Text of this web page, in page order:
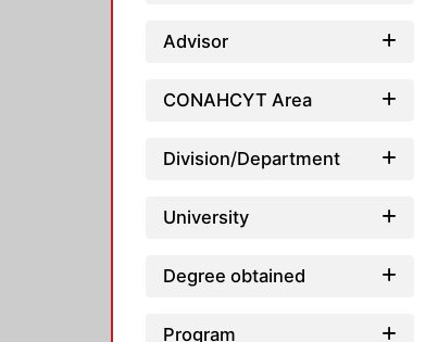
Advisor
CONAHCYT Area
Division/Department
University
Degree obtained
Program